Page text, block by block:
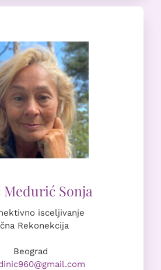
isceljivanje
Rekonekcija
Beograd